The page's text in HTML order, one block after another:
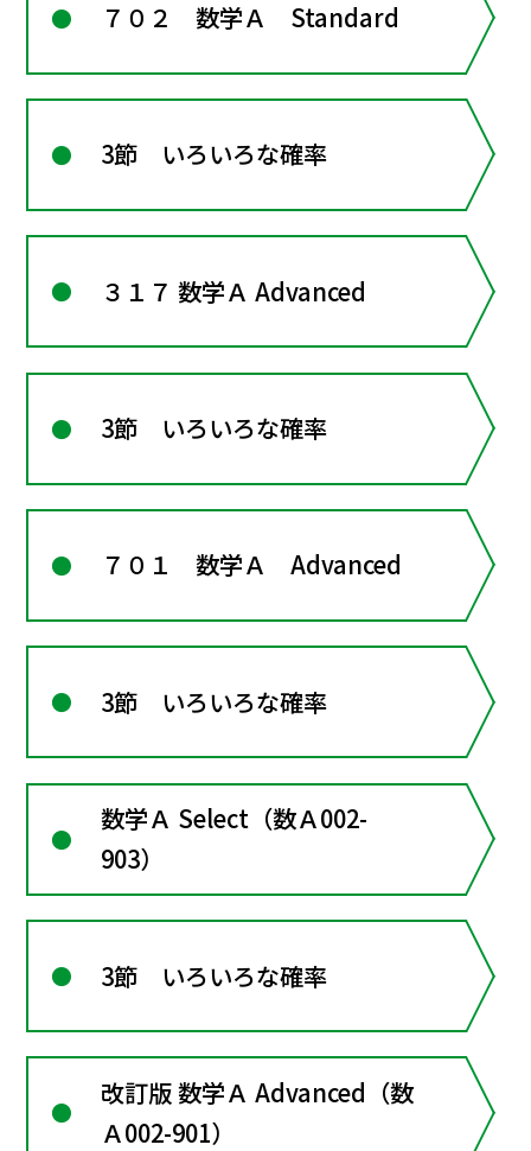
７０２ 数学Ａ Standard
3節 いろいろな確率
３１７ 数学Ａ Advanced
3節 いろいろな確率
７０１ 数学Ａ Advanced
3節 いろいろな確率
数学Ａ Select（数Ａ002-
903）
3節 いろいろな確率
改訂版 数学Ａ Advanced（数
Ａ002-901）